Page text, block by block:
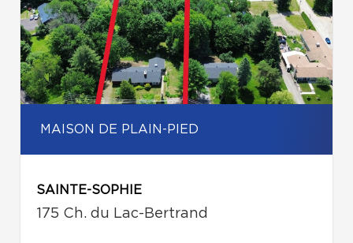
MAISON DE PLAIN-PIED
SAINTE-SOPHIE
175 Ch. du Lac-Bertrand